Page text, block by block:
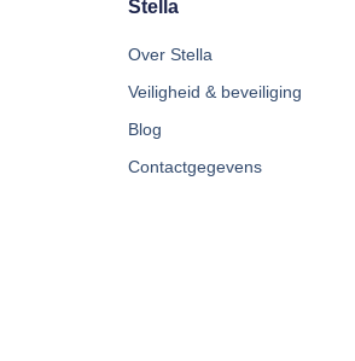
Stella
Over Stella
Veiligheid & beveiliging
Blog
Contactgegevens